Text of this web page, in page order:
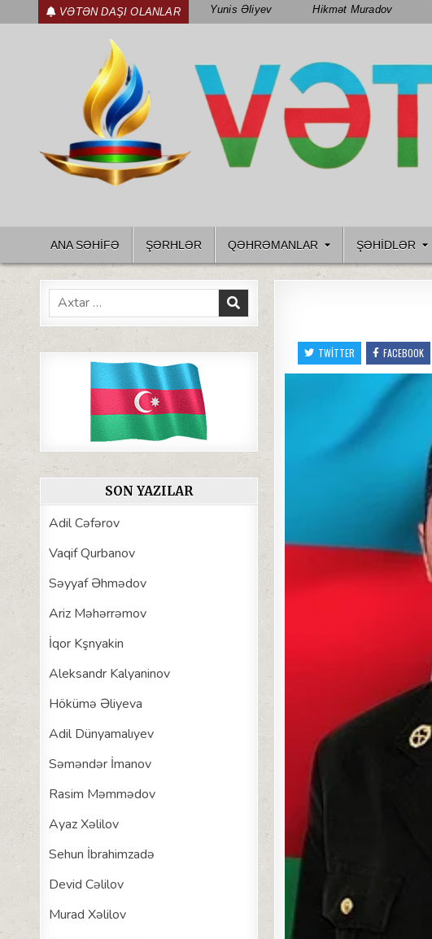
to
VƏTƏN DAŞI OLANLAR Yunis Əliyev Hikmət Muradov
ANA SƏHİFƏ ŞƏRHLƏR QƏHRƏMANLAR ŞƏHIDLƏR
TWITTER
FACEBOOK
Search
for:
SON YAZILAR
Adil Cəfərov
Vaqif Qurbanov
Səyyaf Əhmədov
Ariz Məhərrəmov
İqor Kşnyakin
Aleksandr Kalyaninov
Hökümə Əliyeva
Adil Dünyamalıyev
Səməndər İmanov
Rasim Məmmədov
Ayaz Xəlilov
Sehun İbrahimzadə
Devid Cəlilov
Murad Xəlilov